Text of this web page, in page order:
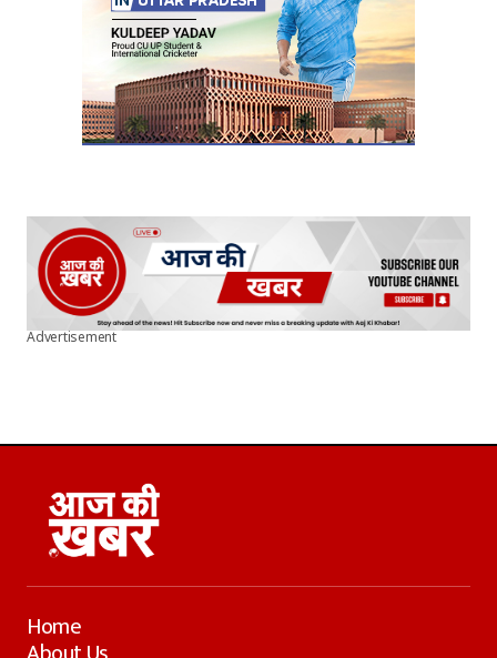
Advertisement
Home